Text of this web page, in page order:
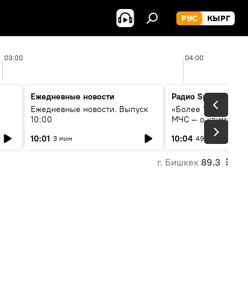
РУС КЫРГ
03:00 04:00
Ежедневные новости
Ежедневные новости. Выпуск
10:00
10:01 3 мин
Радио Sputnik
«Более 1200 сёл в
МЧС — о климате,
системе
населения
10:04 49 мин
г. Бишкек 89.3